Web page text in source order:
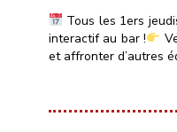
Tous les 1ers
interactif au bar !
et affronter d’autres
Quiz
programme